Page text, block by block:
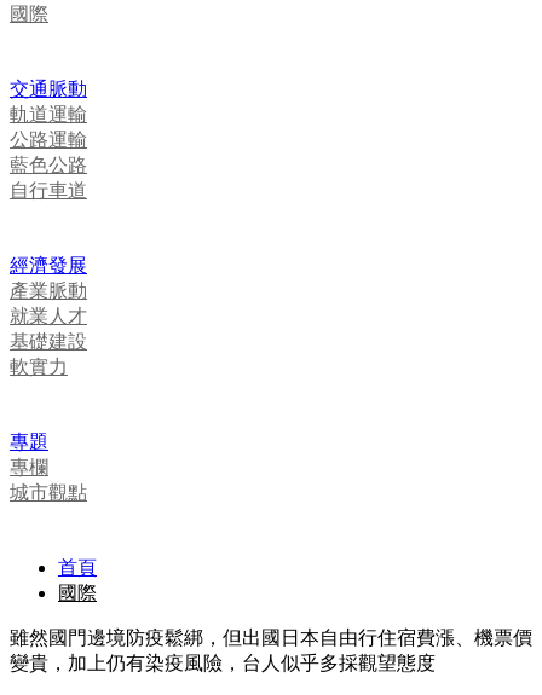
國際
交通脈動
軌道運輸
公路運輸
藍色公路
自行車道
經濟發展
產業脈動
就業人才
基礎建設
軟實力
專題
專欄
城市觀點
首頁
國際
雖然國門邊境防疫鬆綁，但出國日本自由行住宿費漲、機票價
變貴，加上仍有染疫風險，台人似乎多採觀望態度